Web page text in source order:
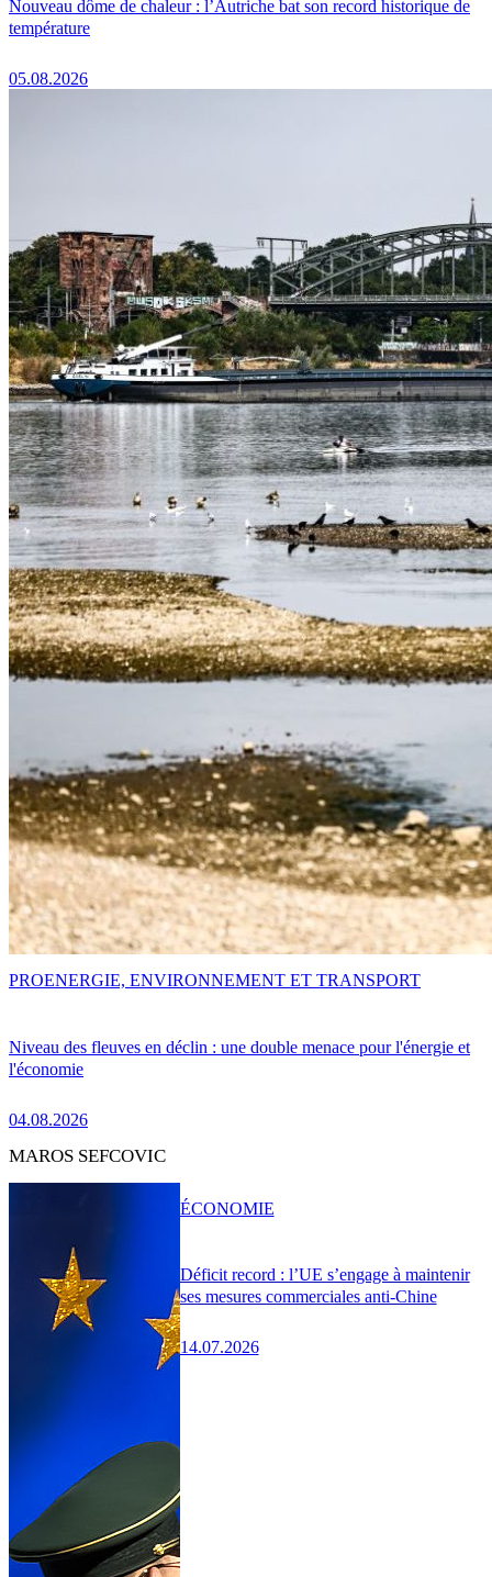
Nouveau dôme de chaleur : l’Autriche bat son record historique de
température
05.08.2026
Niveau des fleuves en déclin : une double menace pour l'énergie et
l'économie
04.08.2026
PROENERGIE, ENVIRONNEMENT ET TRANSPORT
MAROS SEFCOVIC
Déficit record : l’UE s’engage à maintenir
ses mesures commerciales anti-Chine
14.07.2026
ÉCONOMIE